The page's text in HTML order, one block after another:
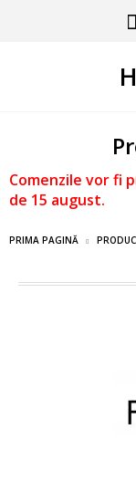
Comenzile vor fi
de 15 august.
PRIMA PAGINĂ